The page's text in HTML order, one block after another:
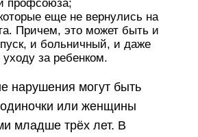
профсоюза;
еще не вернулись на
Причем, это может быть и
и больничный, и даже
за ребенком.
нарушения могут быть
или женщины
младше трёх лет. В